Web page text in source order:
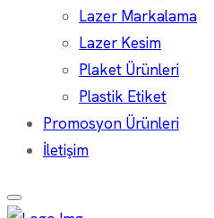
Lazer Markalama
Lazer Kesim
Plaket Ürünleri
Plastik Etiket
Promosyon Ürünleri
İletişim